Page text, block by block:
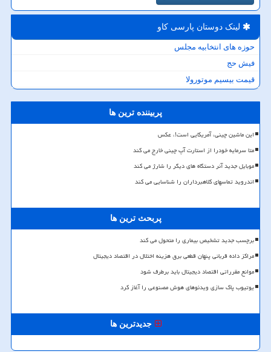
لینک دوستان پارسی كاو
حوزه های انتخابیه مجلس
فیش حج
قیمت بیسیم موتورولا
پربیننده ترین ها
این ماشین چینی، آمریکایی است!، عکس
متا سرمایه خودرا از استارت آپ چینی خارج می کند
موبایل جدید آنر دستگاه های دیگر را شارژ می کند
اندروید تماسهای کلاهبرداران را شناسایی می کند
پربحث ترین ها
برچسب جدید تشخیص بیماری را متحول می کند
مراکز داده قربانی پنهان قطعی برق هزینه اختلال در اقتصاد دیجیتال
موانع مقرراتی اقتصاد دیجیتال باید برطرف شود
یوتیوب پاک سازی ویدئوهای هوش مصنوعی را آغاز کرد
جدیدترین ها